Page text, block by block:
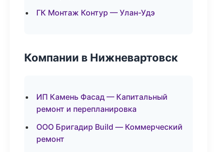
ГК Монтаж Контур — Улан-Удэ
Компании в Нижневартовск
ИП Камень Фасад — Капитальный
ремонт и перепланировка
ООО Бригадир Build — Коммерческий
ремонт